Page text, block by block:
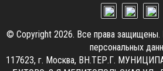
© Copyright 2026. Все права защищены.
персональных
117623, г. Москва, ВН.ТЕР.Г.